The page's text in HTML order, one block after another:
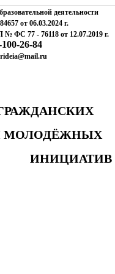
деятельности
от 06.03.2024 г.
ФС 77 - 76118 от 12.07.2019 г.
26-84
ГРАЖДАНСКИХ